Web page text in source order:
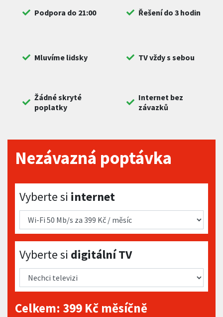
Podpora do 21:00 Řešení do 3 hodin
Mluvíme lidsky TV vždy s sebou
Žádné skryté
poplatky
Internet bez
závazků
Nezávazná poptávka
Vyberte si internet
Vyberte si internet
Vyberte si digitální TV
Vyberte si digitální TV
Celkem: 399 Kč měsíčně